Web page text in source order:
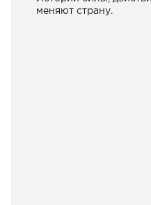
меняют страну.